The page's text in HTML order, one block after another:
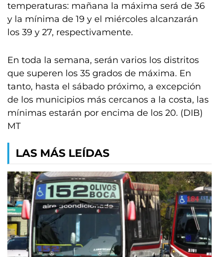
temperaturas: mañana la máxima será de 36
y la mínima de 19 y el miércoles alcanzarán
los 39 y 27, respectivamente.
En toda la semana, serán varios los distritos
que superen los 35 grados de máxima. En
tanto, hasta el sábado próximo, a excepción
de los municipios más cercanos a la costa, las
mínimas estarán por encima de los 20. (DIB)
MT
LAS MÁS LEÍDAS